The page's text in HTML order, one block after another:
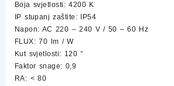
Boja svjetlosti: 4200 K
IP stupanj zaštite: IP54
Napon: AC 220 – 240 V / 50 – 60 Hz
FLUX: 70 lm / W
Kut svjetlosti: 120 °
Faktor snage: 0,9
RA: < 80